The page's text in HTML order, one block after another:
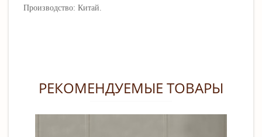
Производство: Китай.
РЕКОМЕНДУЕМЫЕ ТОВАРЫ